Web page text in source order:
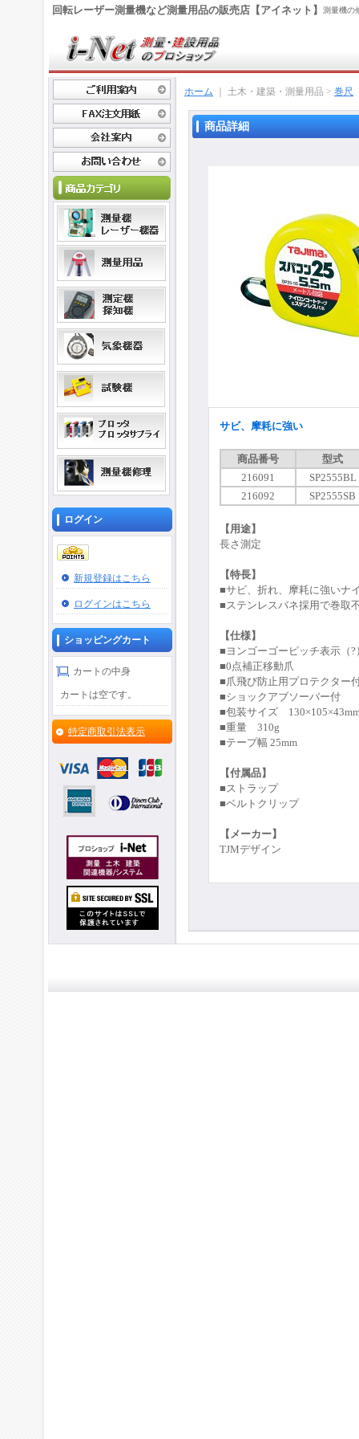
回転レーザー測量機など測量用品の販売店【アイネット】 測量機の
ログイン
新規登録はこちら
ログインはこちら
ショッピングカート
カートの中身
カートは空です。
特定商取引法表示
ホーム ｜ 土木・建築・測量用品 > 巻尺
商品詳細
サビ、摩耗に強い
商品番号
型式
216091
SP2555BL
216092
SP2555SB
【用途】
長さ測定
【特長】
■サビ、折れ、摩耗に強いナ
■ステンレスバネ採用で巻取
【仕様】
■ヨンゴーゴーピッチ表示（?
■0点補正移動爪
■爪飛び防止用プロテクター
■ショックアブソーバー付
■包装サイズ
■重量 310g
■テープ幅 25mm
【付属品】
■ストラップ
■ベルトクリップ
【メーカー】
TJMデザイン